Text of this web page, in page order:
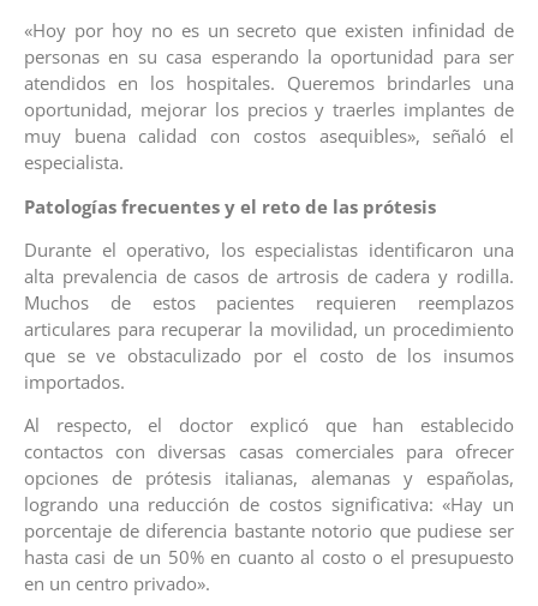
«Hoy por hoy no es un secreto que existen infinidad de
personas en su casa esperando la oportunidad para ser
atendidos en los hospitales. Queremos brindarles una
oportunidad, mejorar los precios y traerles implantes de
muy buena calidad con costos asequibles», señaló el
especialista.
Patologías frecuentes y el reto de las prótesis
Durante el operativo, los especialistas identificaron una
alta prevalencia de casos de artrosis de cadera y rodilla.
Muchos de estos pacientes requieren reemplazos
articulares para recuperar la movilidad, un procedimiento
que se ve obstaculizado por el costo de los insumos
importados.
Al respecto, el doctor explicó que han establecido
contactos con diversas casas comerciales para ofrecer
opciones de prótesis italianas, alemanas y españolas,
logrando una reducción de costos significativa: «Hay un
porcentaje de diferencia bastante notorio que pudiese ser
hasta casi de un 50% en cuanto al costo o el presupuesto
en un centro privado».